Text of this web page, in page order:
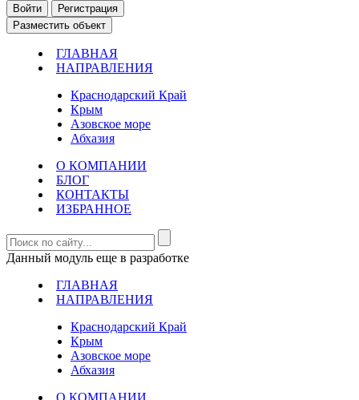
Войти
Регистрация
Разместить объект
ГЛАВНАЯ
НАПРАВЛЕНИЯ
Краснодарский Край
Крым
Азовское море
Абхазия
О КОМПАНИИ
БЛОГ
КОНТАКТЫ
ИЗБРАННОЕ
Данный модуль еще в разработке
ГЛАВНАЯ
НАПРАВЛЕНИЯ
Краснодарский Край
Крым
Азовское море
Абхазия
О КОМПАНИИ